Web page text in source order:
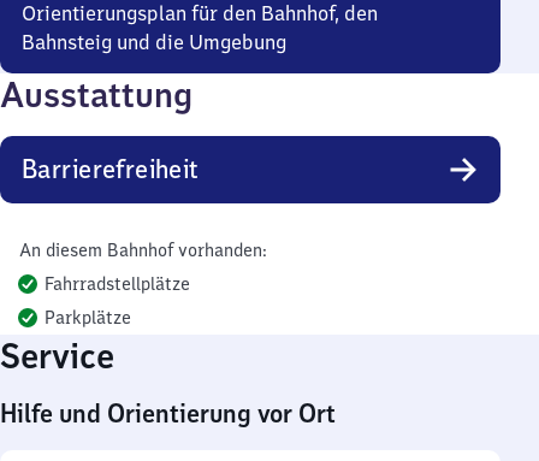
Orientierungsplan für den Bahnhof, den
Bahnsteig und die Umgebung
Ausstattung
Barrierefreiheit
An diesem Bahnhof vorhanden:
Fahrradstellplätze
Parkplätze
Service
Hilfe und Orientierung vor Ort